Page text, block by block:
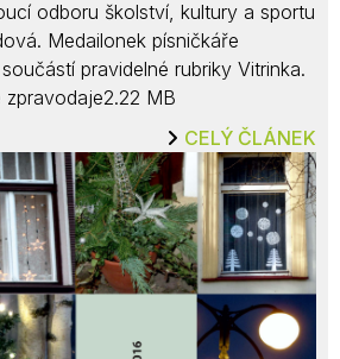
odboru školství, kultury a sportu
Medailonek písničkáře
pravidelné rubriky Vitrinka.
MB
CELÝ ČLÁNEK